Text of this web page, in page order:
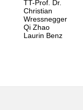
TT-Prof. Dr.
Christian
Wressnegger
Qi Zhao
Laurin Benz